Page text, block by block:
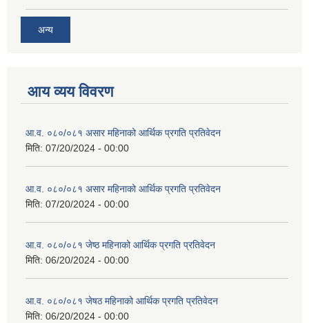
अन्य
आय व्यय विवरण
आ.व. ०८०/०८१ असार महिनाको आर्थिक प्रगति प्रतिवेदन
मिति: 07/20/2024 - 00:00
आ.व. ०८०/०८१ असार महिनाको आर्थिक प्रगति प्रतिवेदन
मिति: 07/20/2024 - 00:00
आ.व. ०८०/०८१ जेष्ठ महिनाको आर्थिक प्रगति प्रतिवेदन
मिति: 06/20/2024 - 00:00
आ.व. ०८०/०८१ जेषठ महिनाको आर्थिक प्रगति प्रतिवेदन
मिति: 06/20/2024 - 00:00